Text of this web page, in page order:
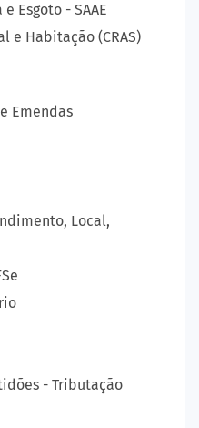
Esgoto - SAAE
e Habitação (CRAS)
Emendas
Local,
- Tributação